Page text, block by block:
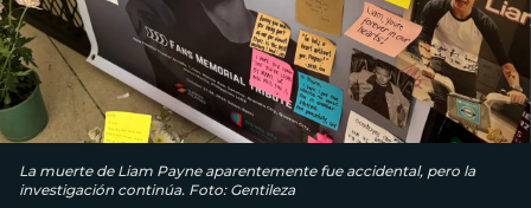
La muerte de Liam Payne aparentemente fue accidental, pero la
investigación continúa. Foto: Gentileza